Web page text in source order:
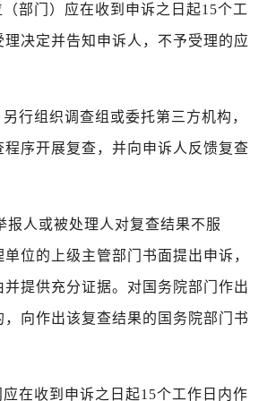
部门）应在收到申诉之日起15个工
决定并告知申诉人，不予受理的应
行组织调查组或委托第三方机构，
序开展复查，并向申诉人反馈复查
报人或被处理人对复查结果不服
位的上级主管部门书面提出申诉，
并提供充分证据。对国务院部门作出
，向作出该复查结果的国务院部门书
应在收到申诉之日起15个工作日内作